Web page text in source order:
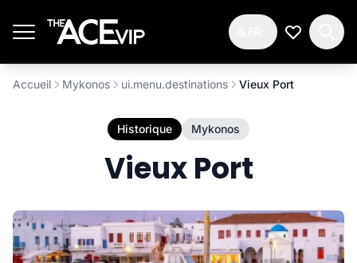
Ma Liste
Accueil Mykonos ui.menu.destinations Vieux Port
Historique Mykonos
Vieux Port